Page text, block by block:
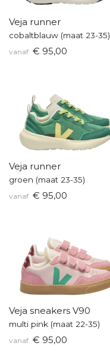
Veja runner
cobaltblauw (maat 23-35)
vanaf € 95,00
Veja runner
groen (maat 23-35)
vanaf € 95,00
Veja sneakers V90
multi pink (maat 22-35)
vanaf € 95,00